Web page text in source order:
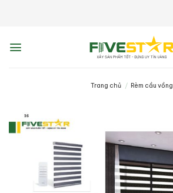
Trang chủ / Rèm cầu vồng